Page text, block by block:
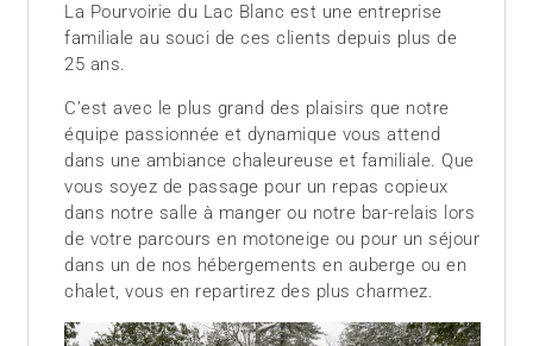
La Pourvoirie du Lac Blanc est une entreprise
familiale au souci de ces clients depuis plus de
25 ans.
C’est avec le plus grand des plaisirs que notre
équipe passionnée et dynamique vous attend
dans une ambiance chaleureuse et familiale. Que
vous soyez de passage pour un repas copieux
dans notre salle à manger ou notre bar-relais lors
de votre parcours en motoneige ou pour un séjour
dans un de nos hébergements en auberge ou en
chalet, vous en repartirez des plus charmez.